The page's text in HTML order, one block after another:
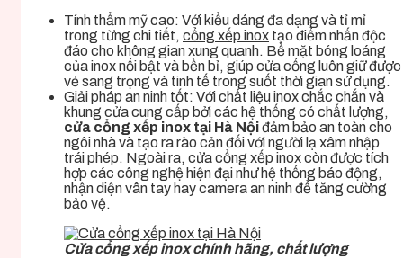
Tính thẩm mỹ cao: Với kiểu dáng đa dạng và tỉ mỉ
trong từng chi tiết, cổng xếp inox tạo điểm nhấn độc
đáo cho không gian xung quanh. Bề mặt bóng loáng
của inox nổi bật và bền bỉ, giúp cửa cổng luôn giữ được
vẻ sang trọng và tinh tế trong suốt thời gian sử dụng.
Giải pháp an ninh tốt: Với chất liệu inox chắc chắn và
khung cửa cung cấp bởi các hệ thống có chất lượng,
cửa cổng xếp inox tại Hà Nộiđảm bảo an toàn cho
ngôi nhà và tạo ra rào cản đối với người lạ xâm nhập
trái phép. Ngoài ra, cửa cổng xếp inox còn được tích
hợp các công nghệ hiện đại như hệ thống báo động,
nhận diện vân tay hay camera an ninh để tăng cường
bảo vệ.
Cửa cổng xếp inox chính hãng, chất lượng